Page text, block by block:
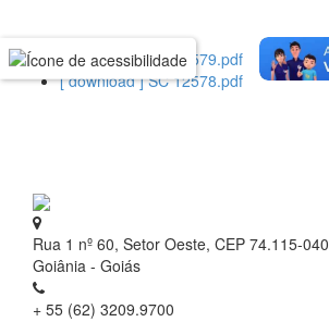
[ download ] SC 12579.pdf
[ download ] SC 12578.pdf
Rua 1 nº 60, Setor Oeste, CEP 74.115-040
Goiânia - Goiás
+ 55 (62) 3209.9700